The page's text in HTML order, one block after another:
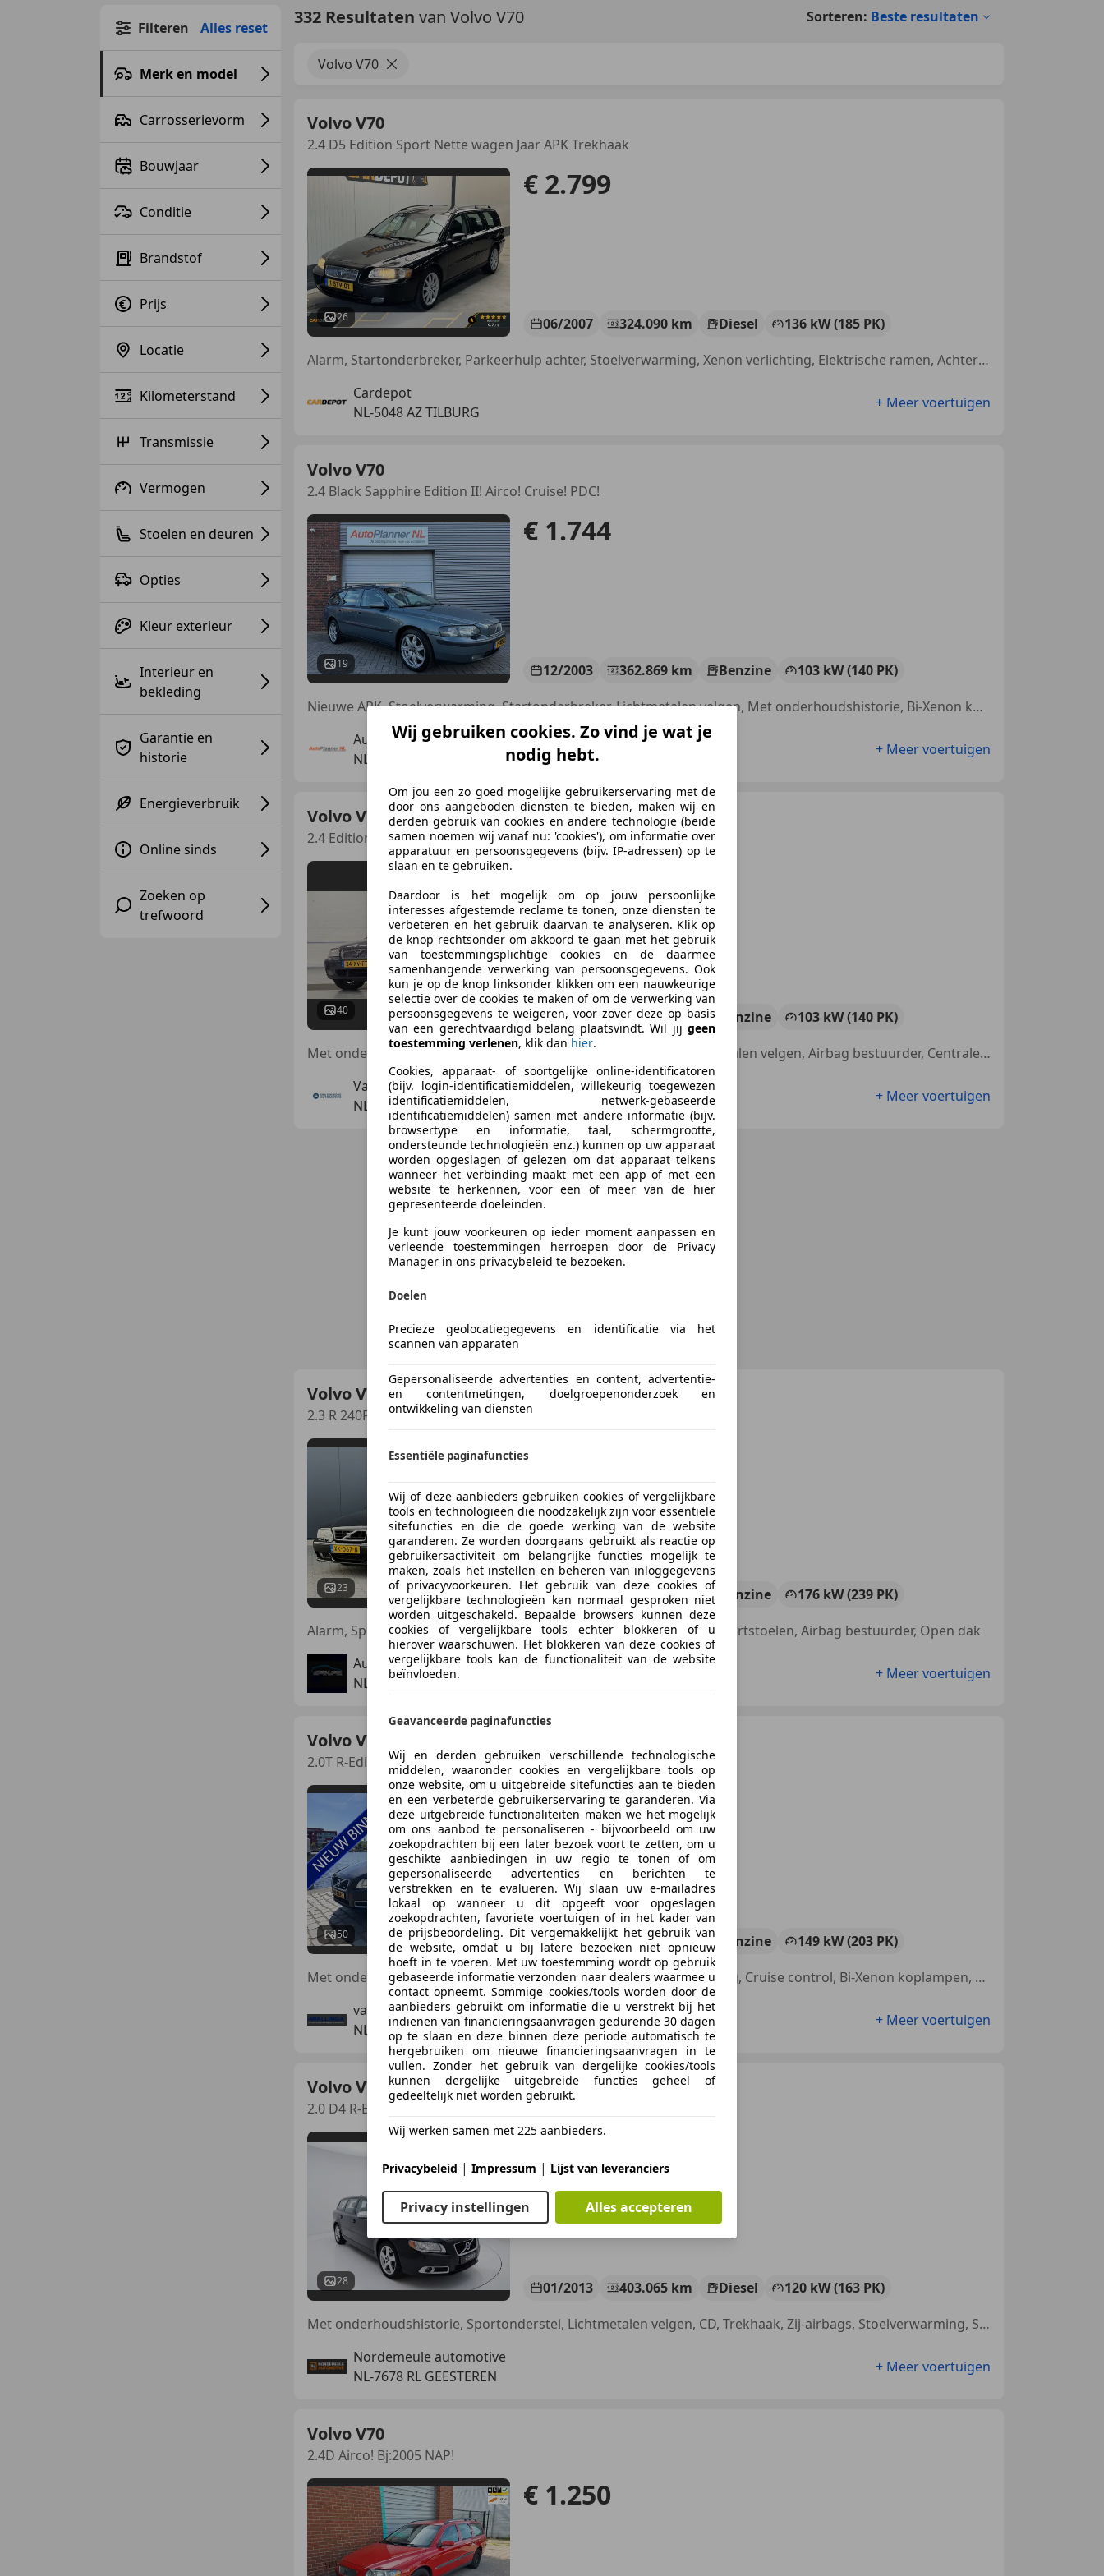
Filteren Alles reset
Merk en model
Carrosserievorm
Bouwjaar
Conditie
Brandstof
Prijs
Locatie
Kilometerstand
Transmissie
Vermogen
Stoelen en deuren
Opties
Kleur exterieur
Interieur en
bekleding
Garantie en
historie
Energieverbruik
Online sinds
Zoeken op
trefwoord
332 Resultaten van Volvo V70 Sorteren: Beste resultaten
Volvo V70
Volvo V70
2.4 D5 Edition Sport Nette wagen Jaar APK Trekhaak
26
€ 2.799
06/2007 324.090 km Diesel
136 kW (185 PK)
Alarm, Startonderbreker, Parkeerhulp achter, Stoelverwarming, Xenon verlichting, Elektrische ramen, Achter airbag, Airbag bestuurder
Cardepot
NL-5048 AZ TILBURG
+ Meer voertuigen
Volvo V70
2.4 Black Sapphire Edition II! Airco! Cruise! PDC!
19
€ 1.744
12/2003 362.869 km Benzine
103 kW (140 PK)
Nieuwe APK, Stoelverwarming, Startonderbreker, Lichtmetalen velgen, Met onderhoudshistorie, Bi-Xenon koplampen, Getinte ramen, Elektrische ramen
AutoPlanner NL
NL-2461 LZ TER AAR
+ Meer voertuigen
Volvo V70
2.4 Edition 2e Eigenaar 100% onderhouden Parkeerhu
40 10/2007 166.024 km Benzine
103 kW (140 PK)
Met onderhoudshistorie, Alarm, Parkeerhulp achter, Radio, Lichtmetalen velgen, Airbag bestuurder, Centrale deurvergrendeling met afstandsbediening, CD
Van Den Boog Automotive
NL-2803 PA GOUDA
+ Meer voertuigen
Volvo V70
2.3 R 240PK 208DKM - Schuifdak - Unieke Auto - Ori
23
€ 12.990
06/2002 208.291 km Benzine
176 kW (239 PK)
Alarm, Sportonderstel, Achter airbag, Dakrails, Stoelverwarming, Sportstoelen, Airbag bestuurder, Open dak
Autobedrijf N.Drost
NL-7961 ED RUINERWOLD
+ Meer voertuigen
Volvo V70
2.0T R-Edition airco/ecc leer navigatie apk
50
€ 9.450
01/2011 237.789 km Benzine
149 kW (203 PK)
Met onderhoudshistorie, Sportonderstel, Trekhaak, Stoelverwarming, Cruise control, Bi-Xenon koplampen, Alarm, Dakrails
van Wallinga Automobielen
NL-2022 EA HAARLEM
+ Meer voertuigen
Volvo V70
2.0 D4 R-EDITION. AUT, STOELVW, TREKHAAK
28 01/2013 403.065 km Diesel
120 kW (163 PK)
Met onderhoudshistorie, Sportonderstel, Lichtmetalen velgen, CD, Trekhaak, Zij-airbags, Stoelverwarming, Start/Stop-systeem
Nordemeule automotive
NL-7678 RL GEESTEREN
+ Meer voertuigen
Volvo V70
2.4D Airco! Bj:2005 NAP!
€ 1.250
Wij gebruiken cookies. Zo vind je wat je
nodig hebt.
Om jou een zo goed mogelijke gebruikerservaring met de
door ons aangeboden diensten te bieden, maken wij en
derden gebruik van cookies en andere technologie (beide
samen noemen wij vanaf nu: 'cookies'), om informatie over
apparatuur en persoonsgegevens (bijv. IP-adressen) op te
slaan en te gebruiken.
Daardoor is het mogelijk om op jouw persoonlijke
interesses afgestemde reclame te tonen, onze diensten te
verbeteren en het gebruik daarvan te analyseren. Klik op
de knop rechtsonder om akkoord te gaan met het gebruik
van toestemmingsplichtige cookies en de daarmee
samenhangende verwerking van persoonsgegevens. Ook
kun je op de knop linksonder klikken om een nauwkeurige
selectie over de cookies te maken of om de verwerking van
persoonsgegevens te weigeren, voor zover deze op basis
van een gerechtvaardigd belang plaatsvindt. Wil jij geen
toestemming verlenen, klik dan hier.
Cookies, apparaat- of soortgelijke online-identificatoren
(bijv. login-identificatiemiddelen, willekeurig toegewezen
identificatiemiddelen, netwerk-gebaseerde
identificatiemiddelen) samen met andere informatie (bijv.
browsertype en informatie, taal, schermgrootte,
ondersteunde technologieën enz.) kunnen op uw apparaat
worden opgeslagen of gelezen om dat apparaat telkens
wanneer het verbinding maakt met een app of met een
website te herkennen, voor een of meer van de hier
gepresenteerde doeleinden.
Je kunt jouw voorkeuren op ieder moment aanpassen en
verleende toestemmingen herroepen door de Privacy
Manager in ons privacybeleid te bezoeken.
Doelen
Precieze geolocatiegegevens en identificatie via het
scannen van apparaten
Gepersonaliseerde advertenties en content, advertentie-
en contentmetingen, doelgroepenonderzoek en
ontwikkeling van diensten
Essentiële paginafuncties
Wij of deze aanbieders gebruiken cookies of vergelijkbare
tools en technologieën die noodzakelijk zijn voor essentiële
sitefuncties en die de goede werking van de website
garanderen. Ze worden doorgaans gebruikt als reactie op
gebruikersactiviteit om belangrijke functies mogelijk te
maken, zoals het instellen en beheren van inloggegevens
of privacyvoorkeuren. Het gebruik van deze cookies of
vergelijkbare technologieën kan normaal gesproken niet
worden uitgeschakeld. Bepaalde browsers kunnen deze
cookies of vergelijkbare tools echter blokkeren of u
hierover waarschuwen. Het blokkeren van deze cookies of
vergelijkbare tools kan de functionaliteit van de website
beïnvloeden.
Geavanceerde paginafuncties
Wij en derden gebruiken verschillende technologische
middelen, waaronder cookies en vergelijkbare tools op
onze website, om u uitgebreide sitefuncties aan te bieden
en een verbeterde gebruikerservaring te garanderen. Via
deze uitgebreide functionaliteiten maken we het mogelijk
om ons aanbod te personaliseren - bijvoorbeeld om uw
zoekopdrachten bij een later bezoek voort te zetten, om u
geschikte aanbiedingen in uw regio te tonen of om
gepersonaliseerde advertenties en berichten te
verstrekken en te evalueren. Wij slaan uw e-mailadres
lokaal op wanneer u dit opgeeft voor opgeslagen
zoekopdrachten, favoriete voertuigen of in het kader van
de prijsbeoordeling. Dit vergemakkelijkt het gebruik van
de website, omdat u bij latere bezoeken niet opnieuw
hoeft in te voeren. Met uw toestemming wordt op gebruik
gebaseerde informatie verzonden naar dealers waarmee u
contact opneemt. Sommige cookies/tools worden door de
aanbieders gebruikt om informatie die u verstrekt bij het
indienen van financieringsaanvragen gedurende 30 dagen
op te slaan en deze binnen deze periode automatisch te
hergebruiken om nieuwe financieringsaanvragen in te
vullen. Zonder het gebruik van dergelijke cookies/tools
kunnen dergelijke uitgebreide functies geheel of
gedeeltelijk niet worden gebruikt.
Wij werken samen met 225 aanbieders.
Privacybeleid | Impressum | Lijst van leveranciers
Privacy instellingen Alles accepteren